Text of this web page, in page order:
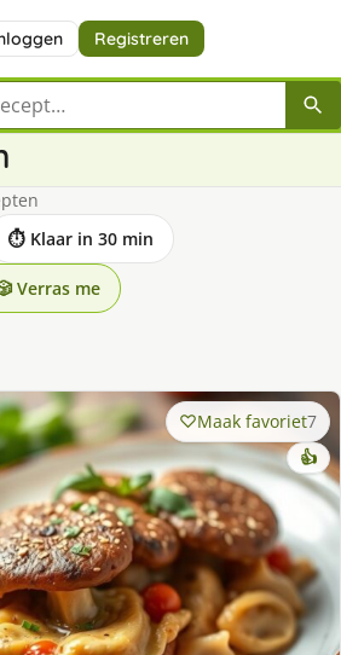
Registreren
recept
⏱ Klaar in 30 min
Verras me
Maak favoriet7
👍